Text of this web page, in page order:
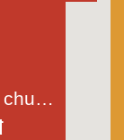
Bán căn nhà shophouse chung cư Bình Phú mặt tiền đường 30, p.10, quận 6, dt 71m2